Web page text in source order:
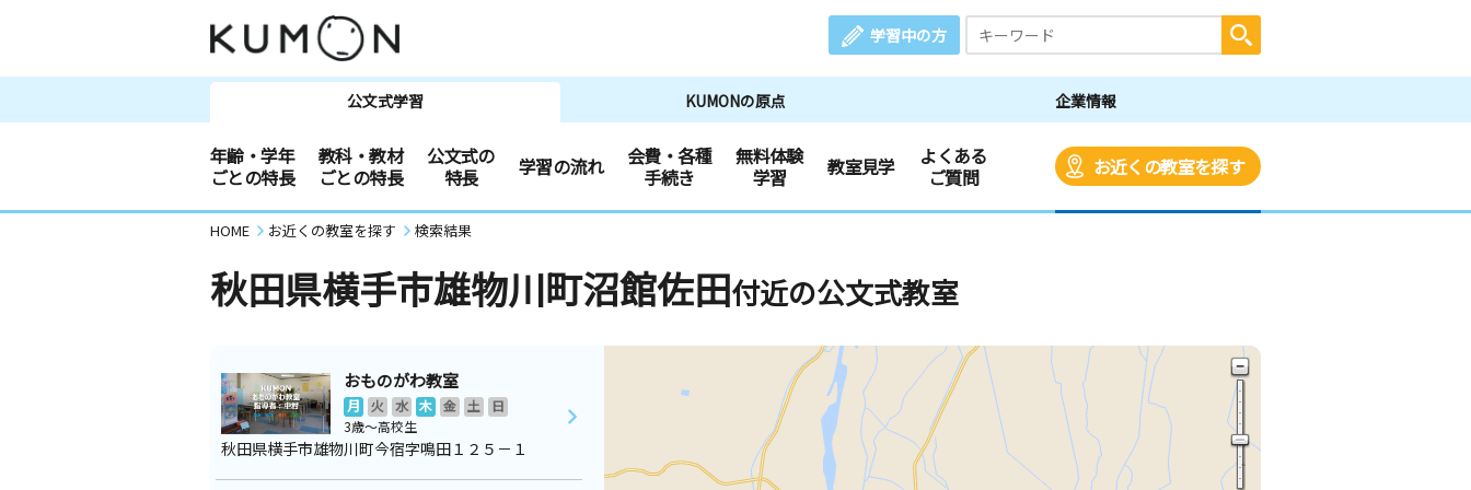
学習中の方
公文式学習 KUMONの原点 企業情報
年齢・学年
ごとの特長
教科・教材
ごとの特長
公文式の
特長
学習の流れ
会費・各種
手続き
無料体験
学習
教室見学
よくある
ご質問
お近くの教室を探す
HOME お近くの教室を探す 検索結果
秋田県横手市雄物川町沼館佐田付近の公文式教室
おものがわ教室
月 火 水 木 金 土
日
3歳～高校生
秋田県横手市雄物川町今宿字鳴田１２５－１